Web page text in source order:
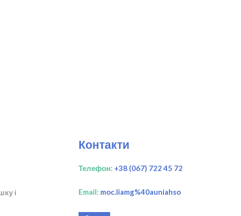
і
Контакти
Телефон: +38 (067) 722 45 72
Email: moc.liamg%40auniahso